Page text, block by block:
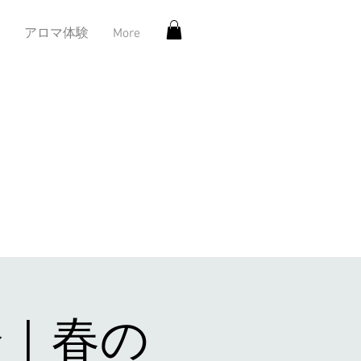
アロマ体験 More
春の